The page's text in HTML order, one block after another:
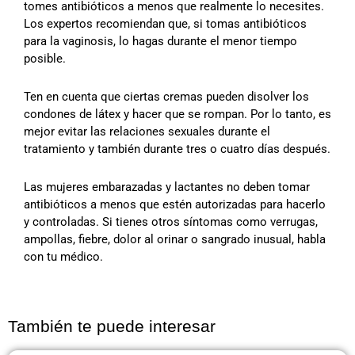
tomes antibióticos a menos que realmente lo necesites.
Los expertos recomiendan que, si tomas antibióticos
para la vaginosis, lo hagas durante el menor tiempo
posible.
Ten en cuenta que ciertas cremas pueden disolver los
condones de látex y hacer que se rompan. Por lo tanto, es
mejor evitar las relaciones sexuales durante el
tratamiento y también durante tres o cuatro días después.
Las mujeres embarazadas y lactantes no deben tomar
antibióticos a menos que estén autorizadas para hacerlo
y controladas. Si tienes otros síntomas como verrugas,
ampollas, fiebre, dolor al orinar o sangrado inusual, habla
con tu médico.
También te puede interesar